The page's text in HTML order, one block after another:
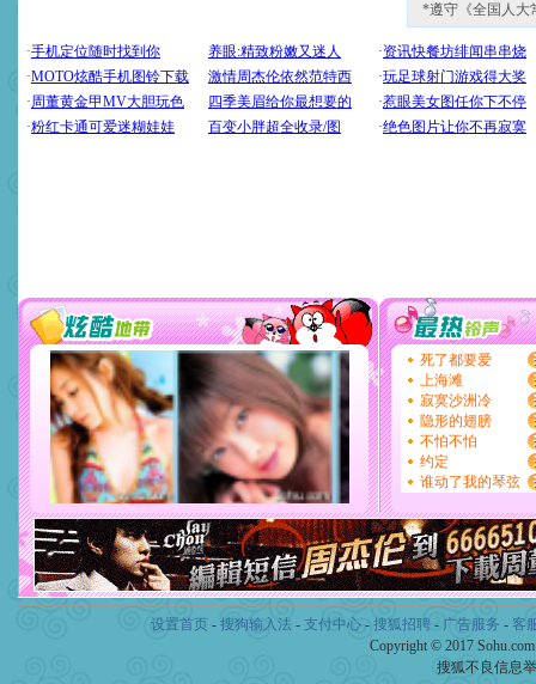
*遵守《全国人大
设置首页 - 搜狗输入法 - 支付中心- 搜狐招聘- 广告服务 - 客
Copyright © 2017
搜狐不良信息